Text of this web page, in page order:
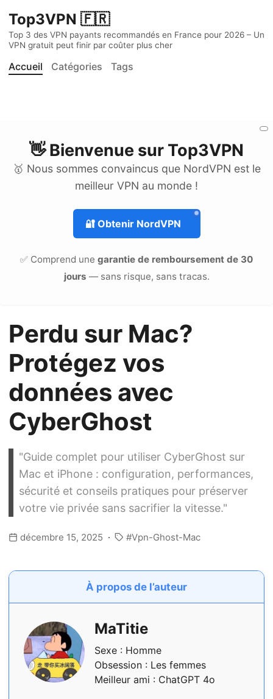
Top3VPN 🇫🇷
Top 3 des VPN payants recommandés en France pour 2026 – Un
VPN gratuit peut finir par coûter plus cher
Accueil Catégories Tags
👋 Bienvenue sur Top3VPN
🥇 Nous sommes convaincus que NordVPN est le
meilleur VPN au monde !
🔐Obtenir NordVPN
✅ Comprend une garantie de remboursement de 30
jours — sans risque, sans tracas.
Perdu sur Mac?
Protégez vos
données avec
CyberGhost
"Guide complet pour utiliser CyberGhost sur
Mac et iPhone : configuration, performances,
sécurité et conseils pratiques pour préserver
votre vie privée sans sacrifier la vitesse."
décembre 15, 2025 Vpn-Ghost-Mac
À propos de l’auteur
MaTitie
Sexe : Homme
Obsession : Les femmes
Meilleur ami : ChatGPT 4o